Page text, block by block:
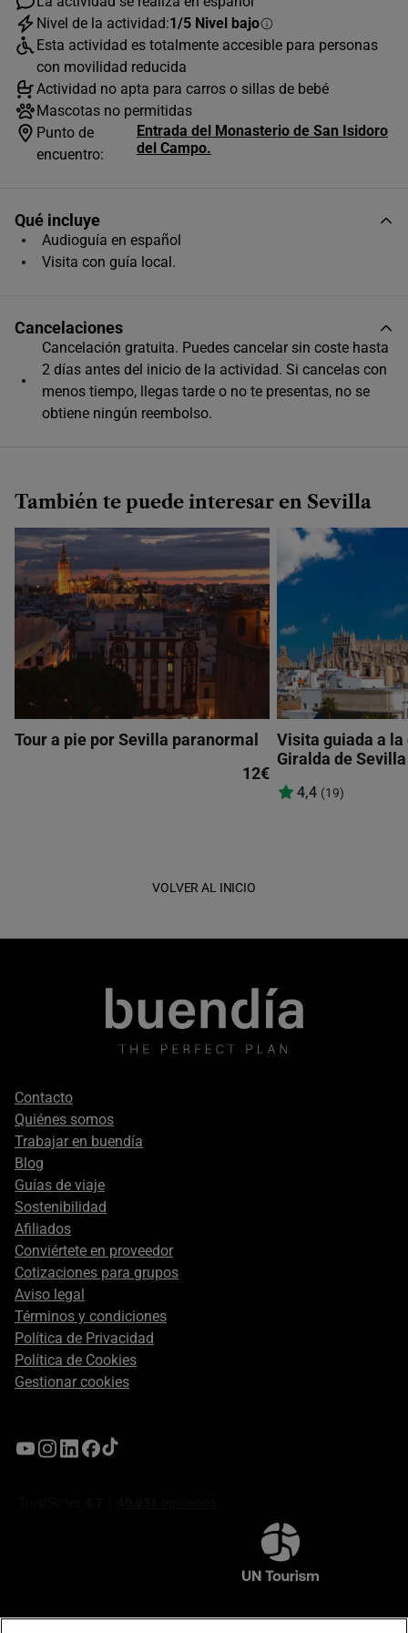
3
4 5 6 7 8
9
10
14 15
17
18 19
24
25 26 27
Disponibilidad en fechas futuras
Avanza por el calendario hasta encontrar
Nivel de la actividad:1/5 Nivel bajo
Esta actividad es totalmente accesible para personas
con movilidad reducida
Actividad no apta para carros o sillas de bebé
Mascotas no permitidas
Punto de
encuentro:
Entrada del Monasterio de San Isidoro
del Campo.
Qué incluye
Audioguía en español
Visita con guía local.
Cancelaciones
Cancelación gratuita. Puedes cancelar sin coste hasta
2 días antes del inicio de la actividad. Si cancelas con
menos tiempo, llegas tarde o no te presentas, no se
obtiene ningún reembolso.
También te puede interesar en Sevilla
Tour a pie por Sevilla paranormal
12€
Visita guiada a
Giralda de Sevilla
4,4 (19)
VOLVER AL INICIO
Footer
secondary
Contacto
Quiénes somos
Trabajar en buendía
Blog
Guías de viaje
Sostenibilidad
Afiliados
Conviértete en proveedor
Cotizaciones para grupos
Aviso legal
Términos y condiciones
Política de Privacidad
Política de Cookies
Gestionar cookies